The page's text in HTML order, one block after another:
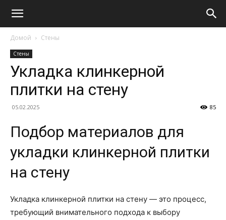
Домой Стены
Стены
Укладка клинкерной
плитки на стену
05.02.2025 85
Подбор материалов для
укладки клинкерной плитки
на стену
Укладка клинкерной плитки на стену — это процесс,
требующий внимательного подхода к выбору